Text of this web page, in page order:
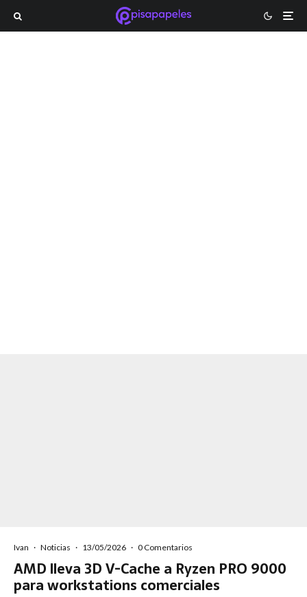
Ivan · Noticias · 13/05/2026 · 0 Comentarios
AMD lleva 3D V-Cache a Ryzen PRO 9000
para workstations comerciales